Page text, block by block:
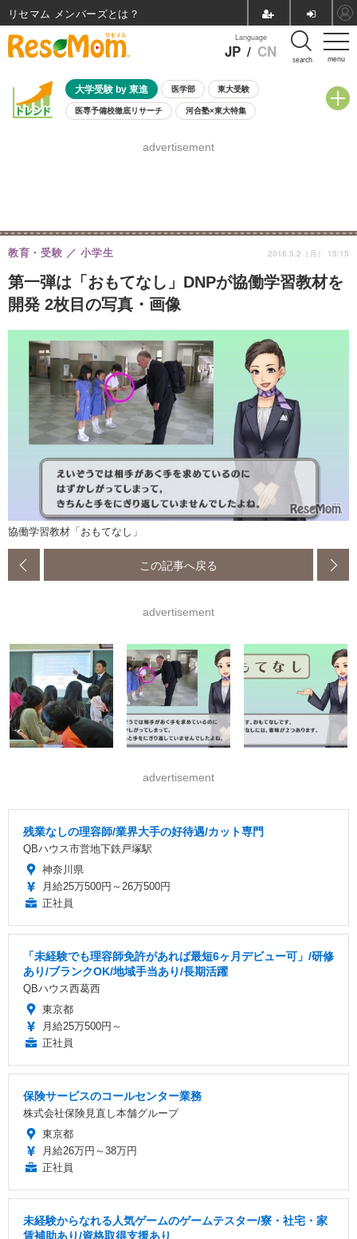
menu
Language
JP / CN search
大学受験 by 東進 医学部 東大受験
医専予備校徹底リサーチ 河合塾×東大特集
8月開催学校説明会・相談会
advertisement
第一弾は「おもてなし」DNPが協働学習教材を
開発 2枚目の写真・画像
教育・受験 小学生 2016.5.2（月） 15:15
協働学習教材「おもてなし」
この記事へ戻る
advertisement
advertisement
残業なしの理容師/業界大手の好待遇/カット専門
QBハウス市営地下鉄戸塚駅
神奈川県
月給25万500円～26万500円
正社員
「未経験でも理容師免許があれば最短6ヶ月デビュー可」/研修
あり/ブランクOK/地域手当あり/長期活躍
QBハウス西葛西
東京都
月給25万500円～
正社員
保険サービスのコールセンター業務
株式会社保険見直し本舗グループ
東京都
月給26万円～38万円
正社員
未経験からなれる人気ゲームのゲームテスター/寮・社宅・家
賃補助あり/資格取得支援あり
リセマム メンバーズ